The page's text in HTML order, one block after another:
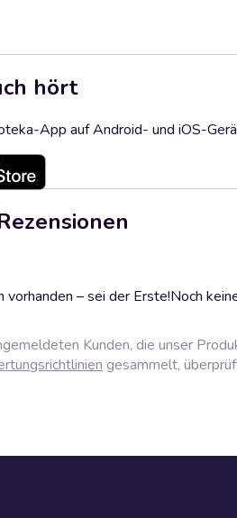
hört
App auf Android- und iOS-
– sei der Erste!Noch
Kunden, die unser
gesammelt,